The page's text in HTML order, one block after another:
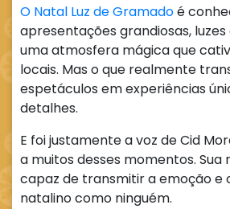
O Natal Luz de Gramadoé
apresentações grandiosas,
uma atmosfera mágica que
locais. Mas o que realmente
espetáculos em experiências
detalhes.
E foi justamente a voz de Cid
a muitos desses momentos. Sua
capaz de transmitir a emoção e
natalino como ninguém.